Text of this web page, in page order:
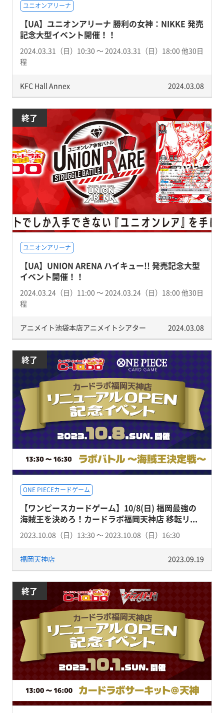
ユニオンアリーナ
【UA】ユニオンアリーナ 勝利の女神：NIKKE 発売
記念大型イベント開催！！
2024.03.31（日）10:30 〜 2024.03.31（日）18:00 他30日
程
KFC Hall Annex 2024.03.08
終了
ユニオンアリーナ
【UA】UNION ARENA ハイキュー!! 発売記念大型
イベント開催！！
2024.03.24（日）11:00 〜 2024.03.24（日）18:00 他30日
程
アニメイト池袋本店アニメイトシアター 2024.03.08
終了
ONE PIECEカードゲーム
【ワンピースカードゲーム】10/8(日) 福岡最強の
海賊王を決めろ！カードラボ福岡天神店 移転リ...
2023.10.08（日）13:30 〜 2023.10.08（日）16:30
福岡天神店 2023.09.19
終了